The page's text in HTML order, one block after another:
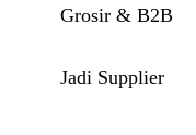
Grosir & B2B
Jadi Supplier